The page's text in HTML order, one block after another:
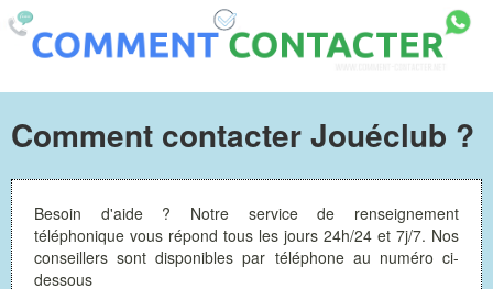
Comment contacter Jouéclub ?
Besoin d'aide ? Notre service de renseignement
téléphonique vous répond tous les jours 24h/24 et 7j/7. Nos
conseillers sont disponibles par téléphone au numéro ci-
dessous